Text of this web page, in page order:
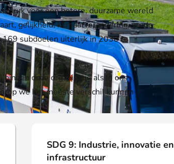
voor een betere, duurzame wereld
gelijkheid, klimaatverandering, vrede
169 subdoelen uiterlijk in 2030 te
onze organisatie als in ons
we het meeste verschil kunnen
SDG 9: Industrie, innovatie en
infrastructuur